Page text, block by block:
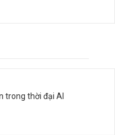
trong thời đại AI